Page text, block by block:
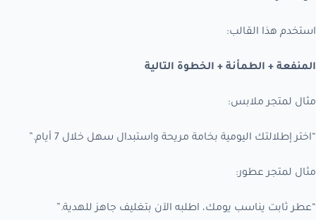
استخدم هذا القالب:
المنفعة + الطمأنة + الخطوة التالية
مثال لمتجر ملابس:
“اختر إطلالتك اليومية بخامة مريحة واستبدال سهل خلال 7 أيام.”
مثال لمتجر عطور:
“عطر ثابت يناسب يومك، اطلبه الآن بتغليف جاهز للهدية.”